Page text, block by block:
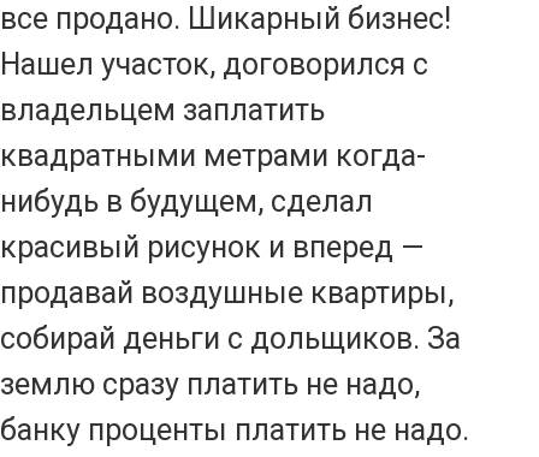
все продано. Шикарный бизнес!
Нашел участок, договорился с
владельцем заплатить
квадратными метрами когда-
нибудь в будущем, сделал
красивый рисунок и вперед —
продавай воздушные квартиры,
собирай деньги с дольщиков. За
землю сразу платить не надо,
банку проценты платить не надо.